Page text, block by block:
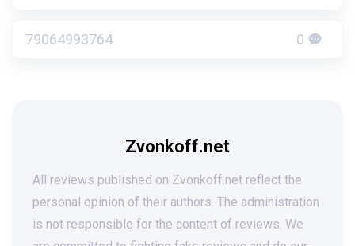
79064993764 0
Zvonkoff.net
All reviews published on Zvonkoff.net reflect the
personal opinion of their authors. The administration
is not responsible for the content of reviews. We